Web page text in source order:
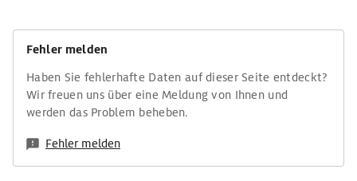
Fehler melden
Haben Sie fehlerhafte Daten auf dieser Seite entdeckt?
Wir freuen uns über eine Meldung von Ihnen und
werden das Problem beheben.
Fehler melden